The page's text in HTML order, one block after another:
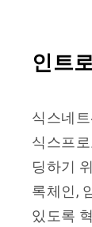
인트
식스네
식스프
딩하기
록체인,
있도록